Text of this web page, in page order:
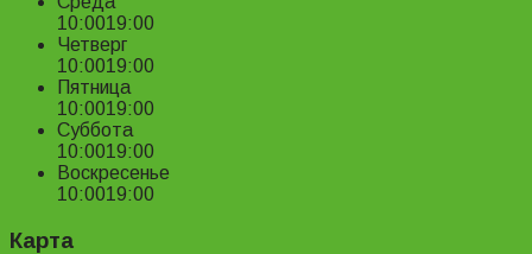
10:0019:00
Четверг
10:0019:00
Пятница
10:0019:00
Суббота
10:0019:00
Воскресенье
10:0019:00
Карта